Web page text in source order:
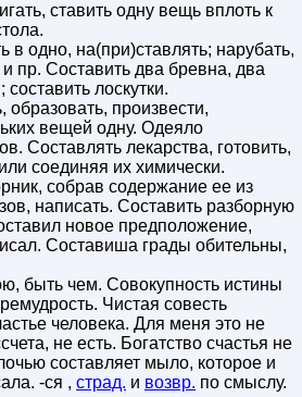
ставить одну вещь вплоть к
в одно, на(при)ставлять; нарубать,
и пр. Составить два бревна, два
лоскутки.
образовать, произвести,
вещей одну. Одеяло
Составлять лекарства, готовить,
соединяя их химически.
собрав содержание ее из
написать. Составить разборную
новое предположение,
Составиша грады обительны,
быть чем. Совокупность истины
Чистая совесть
человека. Для меня это не
не есть. Богатство счастья не
составляет мыло, которое и
-ся , страд. и возвр. по смыслу.